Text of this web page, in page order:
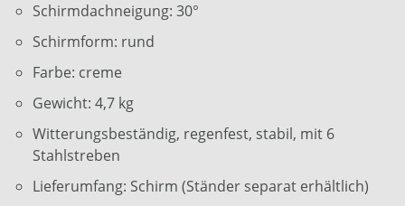
Schirmdachneigung: 30°
Schirmform: rund
Farbe: creme
Gewicht: 4,7 kg
Witterungsbeständig, regenfest, stabil, mit 6
Stahlstreben
Lieferumfang: Schirm (Ständer separat erhältlich)